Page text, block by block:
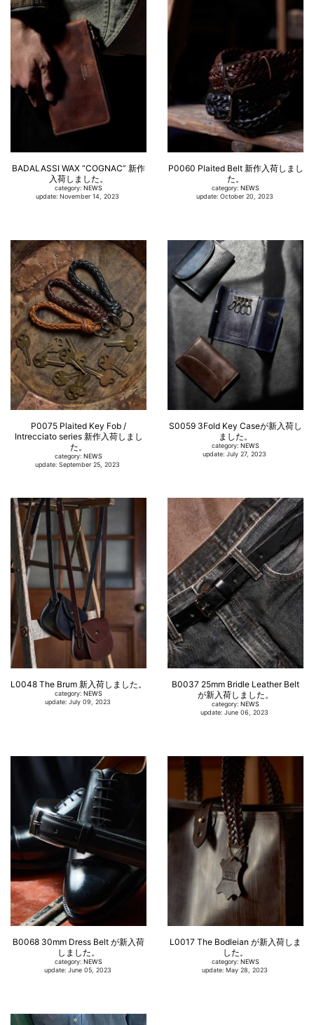
BADALASSI WAX “COGNAC” 新作
入荷しました。
category: NEWS
update: November 14, 2023
P0060 Plaited Belt 新作入荷しまし
た。
category: NEWS
update: October 20, 2023
P0075 Plaited Key Fob /
Intrecciato series 新作入荷しまし
た。
category: NEWS
update: September 25, 2023
S0059 3Fold Key Caseが新入荷し
ました。
category: NEWS
update: July 27, 2023
L0048 The Brum 新入荷しました。
category: NEWS
update: July 09, 2023
B0037 25mm Bridle Leather Belt
が新入荷しました。
category: NEWS
update: June 06, 2023
B0068 30mm Dress Belt が新入荷
しました。
category: NEWS
update: June 05, 2023
L0017 The Bodleian が新入荷しま
した。
category: NEWS
update: May 28, 2023